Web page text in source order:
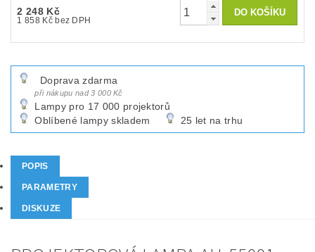
2 248 Kč
1 858 Kč bez DPH
Doprava zdarma
při nákupu nad 3 000 Kč
Lampy pro 17 000 projektorů
Oblíbené lampy skladem
25 let na trhu
POPIS
PARAMETRY
DISKUZE